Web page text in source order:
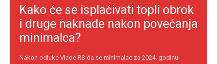
Kako će se isplaćivati topli obrok
i druge naknade nakon povećanja
minimalca?
Nakon odluke Vlade RS da se minimalac za 2024. godinu